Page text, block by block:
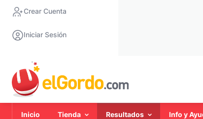
Crear Cuenta
Iniciar Sesión
Inicio Tienda Resultados Info y